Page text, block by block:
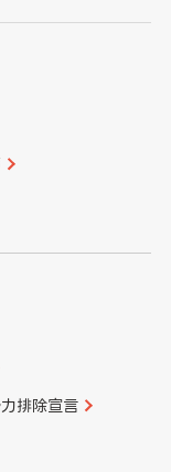
排除宣言